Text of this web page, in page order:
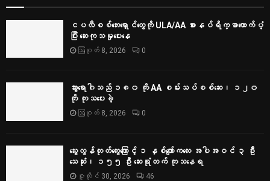
ငပလီစစ်ဘေးရှောင်တွေကို ULA/AA စားနပ်ရိက္ခာထောက်ပံ့
ပြီး ဆေးကုသမှုပေးနေ
ဩဂုတ် 8, 2026 0
သွားရောဂါသည် ၁၈၀ ကို AA စမ်းသပ်စစ်ဆေး၊ ၁၂၀
ကို ကုသပေးခဲ့
ဩဂုတ် 8, 2026 0
သွေးလွန်တုတ်ကွေးကြောင့် ၁ နှစ်ကျော်ကလေး အပါအဝင် ၃ ဦး
သေဆုံး၊ ၁၅၅ ဦး ဆေးရုံတက် ကုသနေရ
ဇူလိုင် 30, 2026 46